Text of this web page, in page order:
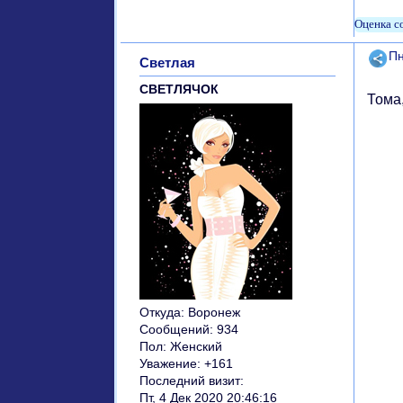
Светлая
СВЕТЛЯЧОК
Откуда: Воронеж
Сообщений: 934
Пол: Женский
Уважение: +161
Последний визит:
Пт, 4 Дек 2020 20:46:16